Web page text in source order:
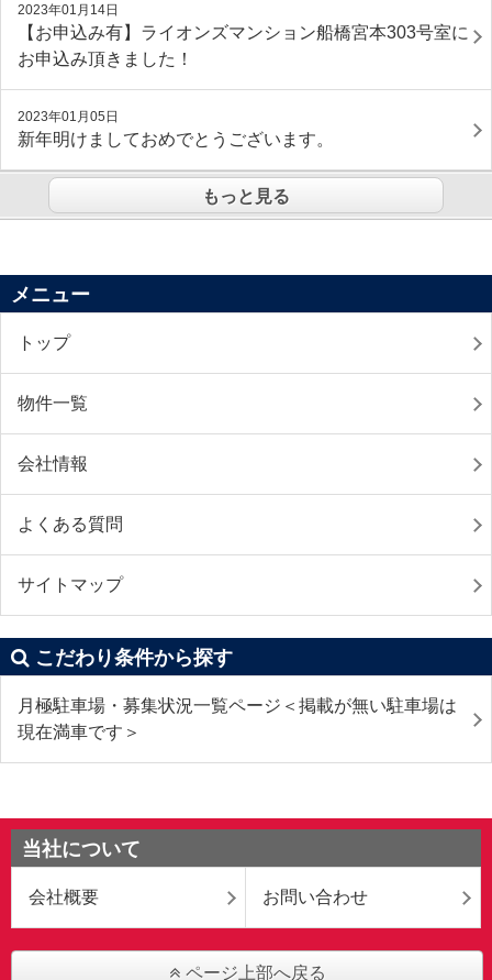
2023年01月14日
【お申込み有】ライオンズマンション船橋宮本303号室に
お申込み頂きました！
2023年01月05日
新年明けましておめでとうございます。
もっと見る
メニュー
トップ
物件一覧
会社情報
よくある質問
サイトマップ
こだわり条件から探す
月極駐車場・募集状況一覧ページ＜掲載が無い駐車場は
現在満車です＞
当社について
会社概要 お問い合わせ
ページ上部へ戻る